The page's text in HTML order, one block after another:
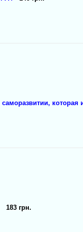
которая
183 грн.